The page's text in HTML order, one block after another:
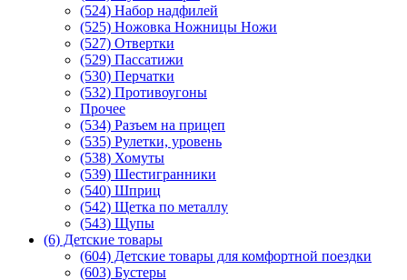
(524) Набор надфилей
(525) Ножовка Ножницы Ножи
(527) Отвертки
(529) Пассатижи
(530) Перчатки
(532) Противоугоны
Прочее
(534) Разъем на прицеп
(535) Рулетки, уровень
(538) Хомуты
(539) Шестигранники
(540) Шприц
(542) Щетка по металлу
(543) Щупы
(6) Детские товары
(604) Детские товары для комфортной поездки
(603) Бустеры